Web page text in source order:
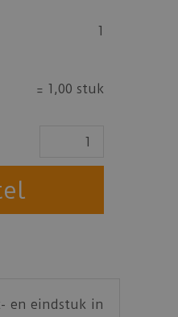
1
= 1,00 stuk
en eindstuk in